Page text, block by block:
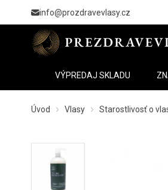
info@prozdravevlasy.cz
VÝPREDAJ SKLADU
Úvod Vlasy Starostlivosť o